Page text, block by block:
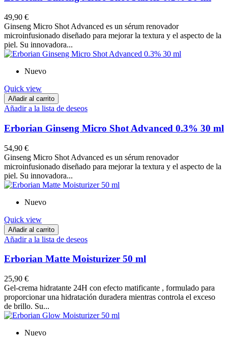
49,90 €
Ginseng Micro Shot Advanced es un sérum renovador
microinfusionado diseñado para mejorar la textura y el aspecto de la
piel. Su innovadora...
Nuevo
Quick view
Añadir al carrito
Añadir a la lista de deseos
Erborian Ginseng Micro Shot Advanced 0.3% 30 ml
54,90 €
Ginseng Micro Shot Advanced es un sérum renovador
microinfusionado diseñado para mejorar la textura y el aspecto de la
piel. Su innovadora...
Nuevo
Quick view
Añadir al carrito
Añadir a la lista de deseos
Erborian Matte Moisturizer 50 ml
25,90 €
Gel-crema hidratante 24H con efecto matificante , formulado para
proporcionar una hidratación duradera mientras controla el exceso
de brillo. Su...
Nuevo